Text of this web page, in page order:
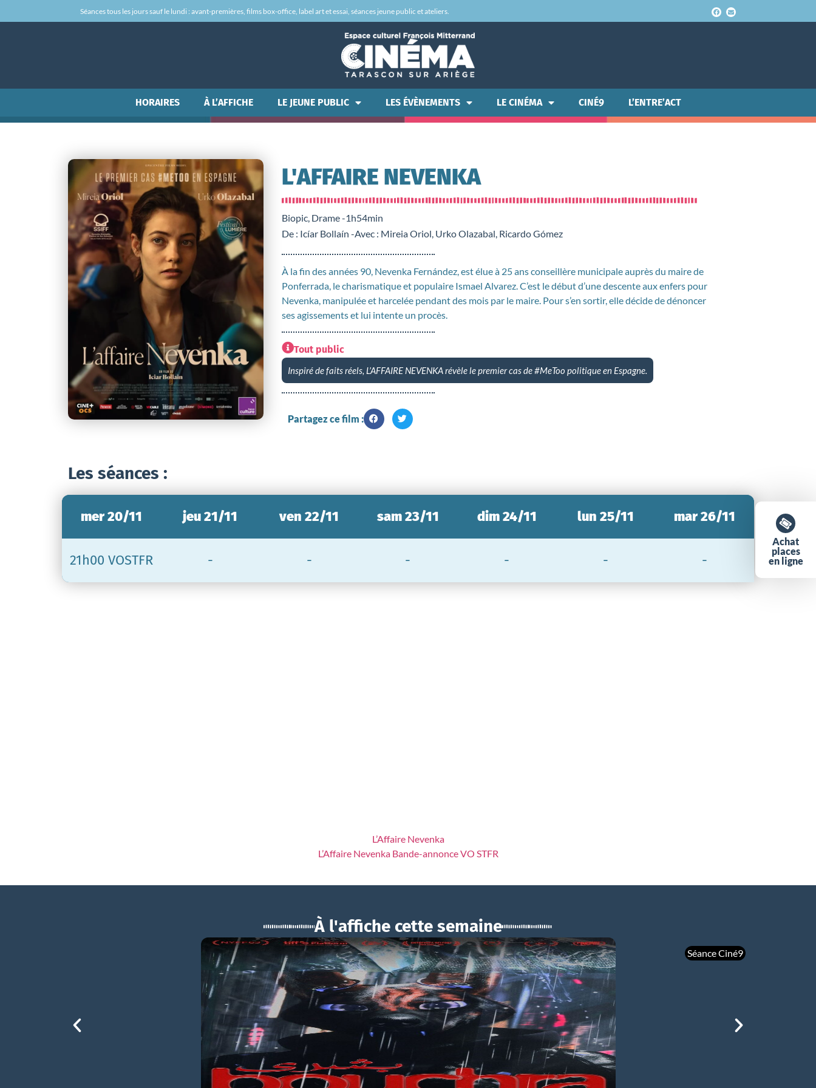
Séances tous les jours sauf le lundi : avant-premières, films box-office, label art et essai, séances jeune public et ateliers.
HORAIRES À L’AFFICHE LE JEUNE PUBLIC LES ÉVÈNEMENTS LE CINÉMA CINÉ9 L’ENTRE’ACT
L'AFFAIRE NEVENKA
Biopic, Drame -1h54min
De : Icíar Bollaín -Avec : Mireia Oriol, Urko Olazabal, Ricardo Gómez
À la fin des années 90, Nevenka Fernández, est élue à 25 ans conseillère municipale auprès du maire de
Ponferrada, le charismatique et populaire Ismael Alvarez. C’est le début d’une descente aux enfers pour
Nevenka, manipulée et harcelée pendant des mois par le maire. Pour s’en sortir, elle décide de dénoncer
ses agissements et lui intente un procès.
Tout public
Inspiré de faits réels, L’AFFAIRE NEVENKA révèle le premier cas de #MeToo politique en Espagne.
Partagez ce film :
Les séances :
Achat
places
en ligne
mer 20/11
21h00 VOSTFR
jeu 21/11
-
ven 22/11
-
sam 23/11
-
dim 24/11
-
lun 25/11
-
mar 26/11
-
L’Affaire Nevenka
L’Affaire Nevenka Bande-annonce VO STFR
À l'affiche cette semaine
Séance Ciné9
BOUCHRA
mer 05/08
21h00